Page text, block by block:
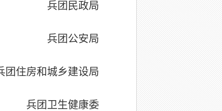
兵团民政局
兵团公安局
团住房和城乡建设局
兵团卫生健康委